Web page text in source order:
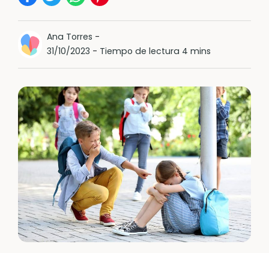
Ana Torres -
31/10/2023 - Tiempo de lectura 4 mins